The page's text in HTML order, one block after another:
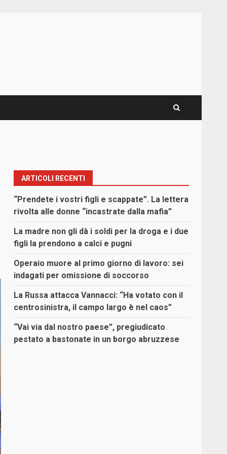
ARTICOLI RECENTI
“Prendete i vostri figli e scappate”. La lettera
rivolta alle donne “incastrate dalla mafia”
La madre non gli dà i soldi per la droga e i due
figli la prendono a calci e pugni
Operaio muore al primo giorno di lavoro: sei
indagati per omissione di soccorso
La Russa attacca Vannacci: “Ha votato con il
centrosinistra, il campo largo è nel caos”
“Vai via dal nostro paese”, pregiudicato
pestato a bastonate in un borgo abruzzese